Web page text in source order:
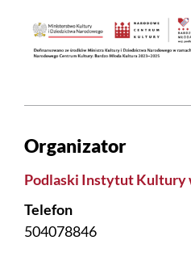
Organizator
Podlaski Instytut Kultury
Telefon
504078846